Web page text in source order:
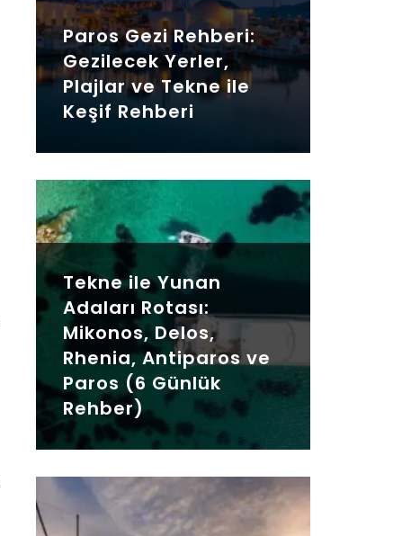
Paros Gezi Rehberi:
Gezilecek Yerler,
Plajlar ve Tekne ile
Keşif Rehberi
Tekne ile Yunan
Adaları Rotası:
Mikonos, Delos,
Rhenia, Antiparos ve
Paros (6 Günlük
Rehber)